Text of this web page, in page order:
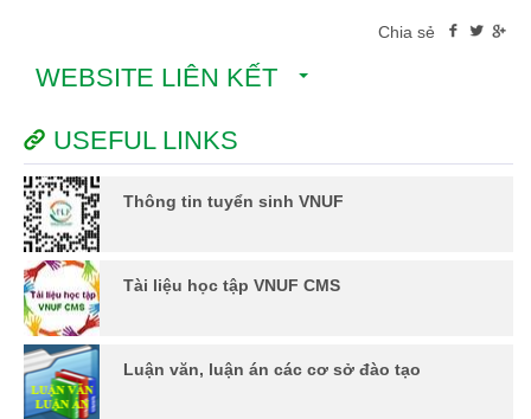
Chia sẻ
WEBSITE LIÊN KẾT
USEFUL LINKS
Thông tin tuyển sinh VNUF
Tài liệu học tập VNUF CMS
Luận văn, luận án các cơ sở đào tạo